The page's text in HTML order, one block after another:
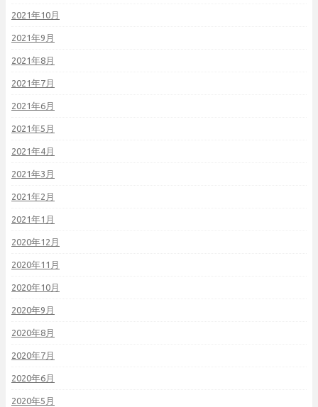
2021年10月
2021年9月
2021年8月
2021年7月
2021年6月
2021年5月
2021年4月
2021年3月
2021年2月
2021年1月
2020年12月
2020年11月
2020年10月
2020年9月
2020年8月
2020年7月
2020年6月
2020年5月